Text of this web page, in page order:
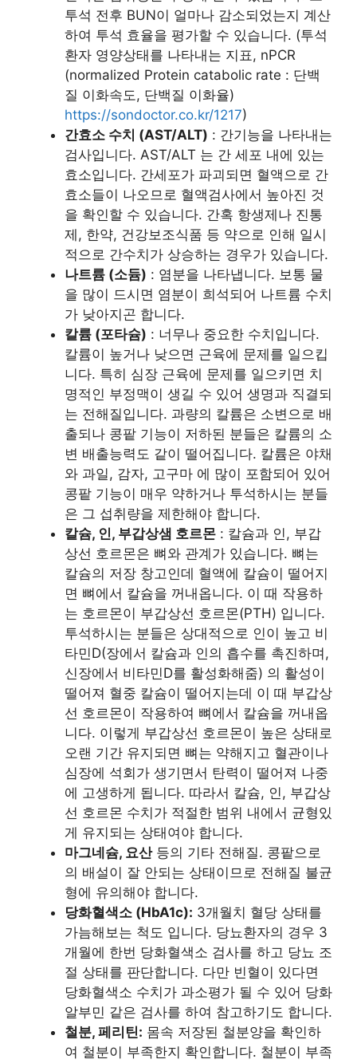
투석 전후 BUN이 얼마나 감소되었는지 계산
하여 투석 효율을 평가할 수 있습니다. (투석
환자 영양상태를 나타내는 지표, nPCR
(normalized Protein catabolic rate : 단백
질 이화속도, 단백질 이화율)
https://sondoctor.co.kr/1217)
간효소 수치 (AST/ALT) : 간기능을 나타내는
검사입니다. AST/ALT 는 간 세포 내에 있는
효소입니다. 간세포가 파괴되면 혈액으로 간
효소들이 나오므로 혈액검사에서 높아진 것
을 확인할 수 있습니다. 간혹 항생제나 진통
제, 한약, 건강보조식품 등 약으로 인해 일시
적으로 간수치가 상승하는 경우가 있습니다.
나트륨 (소듐) : 염분을 나타냅니다. 보통 물
을 많이 드시면 염분이 희석되어 나트륨 수치
가 낮아지곤 합니다.
칼륨 (포타슘) : 너무나 중요한 수치입니다.
칼륨이 높거나 낮으면 근육에 문제를 일으킵
니다. 특히 심장 근육에 문제를 일으키면 치
명적인 부정맥이 생길 수 있어 생명과 직결되
는 전해질입니다. 과량의 칼륨은 소변으로 배
출되나 콩팥 기능이 저하된 분들은 칼륨의 소
변 배출능력도 같이 떨어집니다. 칼륨은 야채
와 과일, 감자, 고구마 에 많이 포함되어 있어
콩팥 기능이 매우 약하거나 투석하시는 분들
은 그 섭취량을 제한해야 합니다.
칼슘, 인, 부갑상샘 호르몬 : 칼슘과 인, 부갑
상선 호르몬은 뼈와 관계가 있습니다. 뼈는
칼슘의 저장 창고인데 혈액에 칼슘이 떨어지
면 뼈에서 칼슘을 꺼내옵니다. 이 때 작용하
는 호르몬이 부갑상선 호르몬(PTH) 입니다.
투석하시는 분들은 상대적으로 인이 높고 비
타민D(장에서 칼슘과 인의 흡수를 촉진하며,
신장에서 비타민D를 활성화해줌) 의 활성이
떨어져 혈중 칼슘이 떨어지는데 이 때 부갑상
선 호르몬이 작용하여 뼈에서 칼슘을 꺼내옵
니다. 이렇게 부갑상선 호르몬이 높은 상태로
오랜 기간 유지되면 뼈는 약해지고 혈관이나
심장에 석회가 생기면서 탄력이 떨어져 나중
에 고생하게 됩니다. 따라서 칼슘, 인, 부갑상
선 호르몬 수치가 적절한 범위 내에서 균형있
게 유지되는 상태여야 합니다.
마그네슘, 요산등의 기타 전해질. 콩팥으로
의 배설이 잘 안되는 상태이므로 전해질 불균
형에 유의해야 합니다.
당화혈색소 (HbA1c): 3개월치 혈당 상태를
가늠해보는 척도 입니다. 당뇨환자의 경우 3
개월에 한번 당화혈색소 검사를 하고 당뇨 조
절 상태를 판단합니다. 다만 빈혈이 있다면
당화혈색소 수치가 과소평가 될 수 있어 당화
알부민 같은 검사를 하여 참고하기도 합니다.
철분, 페리틴: 몸속 저장된 철분양을 확인하
여 철분이 부족한지 확인합니다. 철분이 부족